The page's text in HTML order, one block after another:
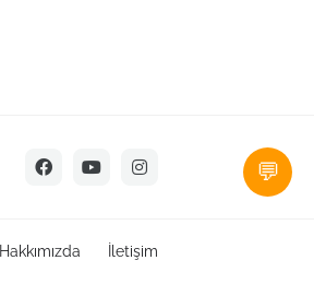
Hakkımızda İletişim
💬